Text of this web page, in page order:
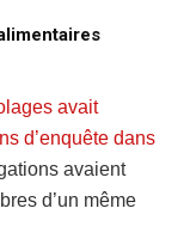
avait
d’enquête dans
avaient
d’un même